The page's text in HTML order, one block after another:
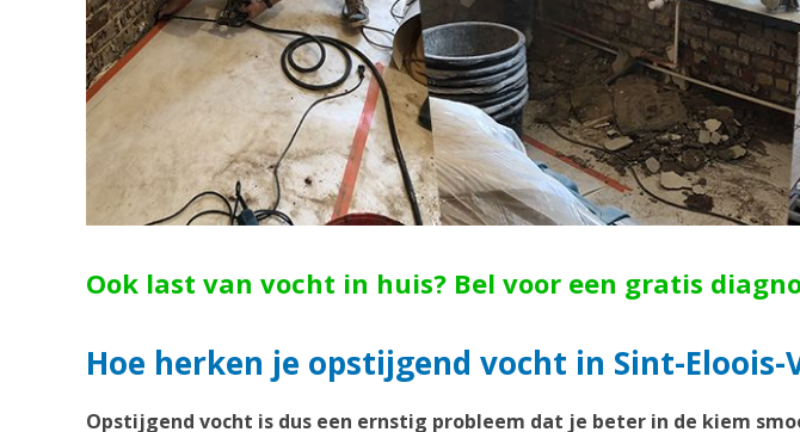
Ook last van vocht in huis? Bel voor een gratis
Hoe herken je opstijgend vocht in Sint-Eloois-
Opstijgend vocht is dus een ernstig probleem dat je beter in de kiem